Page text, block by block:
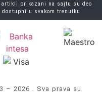
artikli prikazani na sajtu su deo
u svakom trenutku.
– 2026 . Sva prava su